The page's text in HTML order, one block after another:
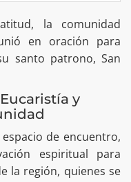
la comunidad
en oración para
santo patrono, San
y
de encuentro,
espiritual para
la región, quienes se